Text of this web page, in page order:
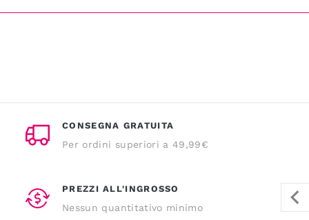
CONSEGNA GRATUITA
Per ordini superiori a 49,99€
PREZZI ALL'INGROSSO
Nessun quantitativo minimo